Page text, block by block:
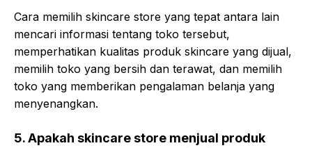
Cara memilih skincare store yang tepat antara lain
mencari informasi tentang toko tersebut,
memperhatikan kualitas produk skincare yang dijual,
memilih toko yang bersih dan terawat, dan memilih
toko yang memberikan pengalaman belanja yang
menyenangkan.
5. Apakah skincare store menjual produk